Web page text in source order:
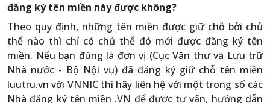
đăng ký tên miền này được không?
Theo quy định, những tên miền được giữ chỗ bởi chủ
thể nào thì chỉ có chủ thể đó mới được đăng ký tên
miền. Nếu bạn đúng là đơn vị (Cục Văn thư và Lưu trữ
Nhà nước - Bộ Nội vụ) đã đăng ký giữ chỗ tên miền
luutru.vn với VNNIC thì hãy liên hệ với một trong số các
Nhà đăng ký tên miền .VN để được tư vấn, hướng dẫn